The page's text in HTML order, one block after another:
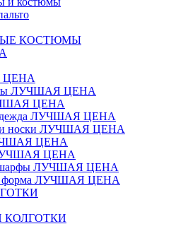
КОСТЮМЫ
ЛУЧШАЯ ЦЕНА
ЦЕНА
ЛУЧШАЯ ЦЕНА
и носки ЛУЧШАЯ ЦЕНА
ЦЕНА
ЦЕНА
ЛУЧШАЯ ЦЕНА
форма ЛУЧШАЯ ЦЕНА
КОЛГОТКИ